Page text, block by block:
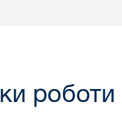
роботи